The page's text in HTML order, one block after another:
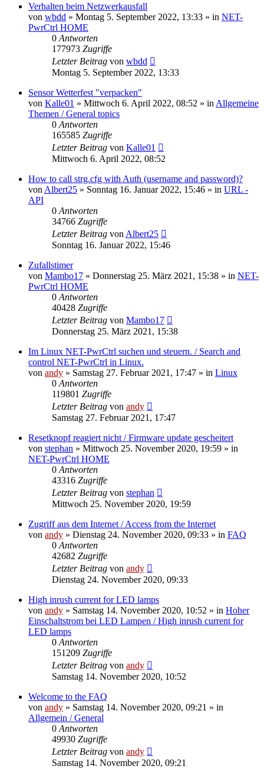
Verhalten beim Netzwerkausfall
von wbdd » Montag 5. September 2022, 13:33 » in NET-
PwrCtrl HOME
0 Antworten
177973 Zugriffe
Letzter Beitrag von wbdd
Montag 5. September 2022, 13:33
Sensor Wetterfest "verpacken"
von Kalle01 » Mittwoch 6. April 2022, 08:52 » in Allgemeine
Themen / General topics
0 Antworten
165585 Zugriffe
Letzter Beitrag von Kalle01
Mittwoch 6. April 2022, 08:52
How to call strg.cfg with Auth (username and password)?
von Albert25 » Sonntag 16. Januar 2022, 15:46 » in URL -
API
0 Antworten
34766 Zugriffe
Letzter Beitrag von Albert25
Sonntag 16. Januar 2022, 15:46
Zufallstimer
von Mambo17 » Donnerstag 25. März 2021, 15:38 » in NET-
PwrCtrl HOME
0 Antworten
40428 Zugriffe
Letzter Beitrag von Mambo17
Donnerstag 25. März 2021, 15:38
Im Linux NET-PwrCtrl suchen und steuern. / Search and
control NET-PwrCtrl in Linux.
von andy » Samstag 27. Februar 2021, 17:47 » in Linux
0 Antworten
119801 Zugriffe
Letzter Beitrag von andy
Samstag 27. Februar 2021, 17:47
Resetknopf reagiert nicht / Firmware update gescheitert
von stephan » Mittwoch 25. November 2020, 19:59 » in
NET-PwrCtrl HOME
0 Antworten
43316 Zugriffe
Letzter Beitrag von stephan
Mittwoch 25. November 2020, 19:59
Zugriff aus dem Internet / Access from the Internet
von andy » Dienstag 24. November 2020, 09:33 » in FAQ
0 Antworten
42682 Zugriffe
Letzter Beitrag von andy
Dienstag 24. November 2020, 09:33
High inrush current for LED lamps
von andy » Samstag 14. November 2020, 10:52 » in Hoher
Einschaltstrom bei LED Lampen / High inrush current for
LED lamps
0 Antworten
151209 Zugriffe
Letzter Beitrag von andy
Samstag 14. November 2020, 10:52
Welcome to the FAQ
von andy » Samstag 14. November 2020, 09:21 » in
Allgemein / General
0 Antworten
49930 Zugriffe
Letzter Beitrag von andy
Samstag 14. November 2020, 09:21